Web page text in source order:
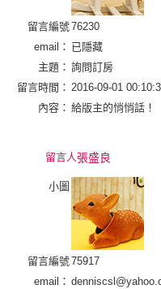
留言編號76230
email： 已隱藏
主題： 詢問訂房
留言時間： 2016-09-01
內容： 給版主的悄悄話！
留言人張盛良
小圖
留言編號75917
email：